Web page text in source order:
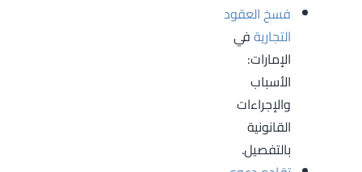
القوانين المعمول
بها وتضمينه
مطالبه.
فسخ العقود
التجاريةفي
الإمارات:
الأسباب
والإجراءات
القانونية
بالتفصيل.